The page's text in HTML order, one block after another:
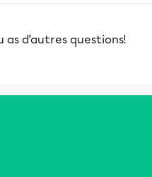
as d’autres questions!